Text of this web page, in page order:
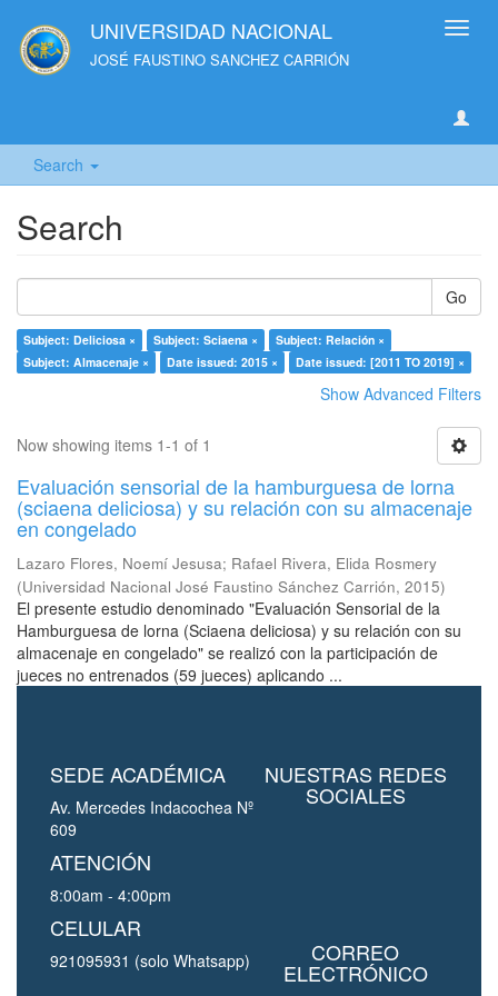
UNIVERSIDAD NACIONAL
JOSÉ FAUSTINO SANCHEZ CARRIÓN
Search
Search
Go
Subject: Deliciosa × Subject: Sciaena ×
Subject: Relación ×
Subject: Almacenaje ×
Date issued: 2015 × Date issued: [2011 TO 2019] ×
Show Advanced Filters
Now showing items 1-1 of 1
Evaluación sensorial de la hamburguesa de lorna
(sciaena deliciosa) y su relación con su almacenaje
en congelado
Lazaro Flores, Noemí Jesusa; Rafael Rivera, Elida Rosmery
(Universidad Nacional José Faustino Sánchez Carrión, 2015)
El presente estudio denominado "Evaluación Sensorial de la
Hamburguesa de lorna (Sciaena deliciosa) y su relación con su
almacenaje en congelado" se realizó con la participación de
jueces no entrenados (59 jueces) aplicando ...
SEDE ACADÉMICA
Av. Mercedes Indacochea Nº
609
ATENCIÓN
8:00am - 4:00pm
CELULAR
921095931 (solo Whatsapp)
NUESTRAS REDES
SOCIALES
CORREO
ELECTRÓNICO